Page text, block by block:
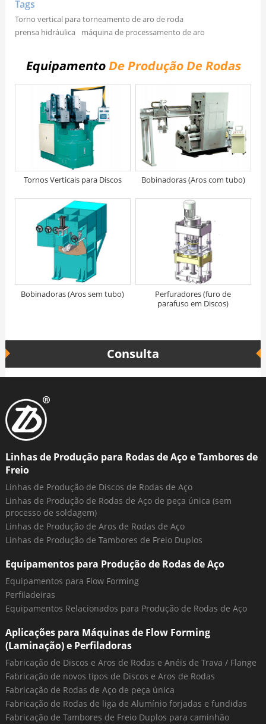
Tags
Torno vertical para torneamento de aro de roda
prensa hidráulica
máquina de processamento de aro
EquipamentoDe Produção De Rodas
Tornos Verticais para Discos Bobinadoras (Aros com tubo)
Bobinadoras (Aros sem tubo)
Perfuradores (furo de
parafuso em Discos)
Consulta
Linhas de Produção para Rodas de Aço e Tambores de
Freio
Linhas de Produção de Discos de Rodas de Aço
Linhas de Produção de Rodas de Aço de peça única (sem
processo de soldagem)
Linhas de Produção de Aros de Rodas de Aço
Linhas de Produção de Tambores de Freio Duplos
Equipamentos para Produção de Rodas de Aço
Equipamentos para Flow Forming
Perfiladeiras
Equipamentos Relacionados para Produção de Rodas de Aço
Aplicações para Máquinas de Flow Forming
(Laminação) e Perfiladoras
Fabricação de Discos e Aros de Rodas e Anéis de Trava / Flange
Fabricação de novos tipos de Discos e Aros de Rodas
Fabricação de Rodas de Aço de peça única
Fabricação de Rodas de liga de Alumínio forjadas e fundidas
Fabricação de Tambores de Freio Duplos para caminhão